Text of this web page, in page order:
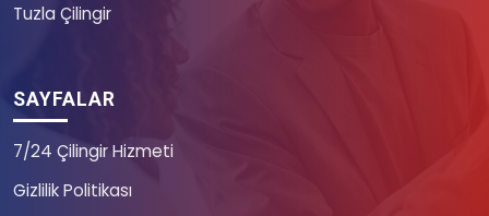
Tuzla Çilingir
SAYFALAR
7/24 Çilingir Hizmeti
Gizlilik Politikası